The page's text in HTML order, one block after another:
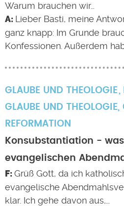
Warum brauchen wir…
Lieber Basti, meine
ganz knapp: Im Grunde
Konfessionen. Außerdem
GLAUBE UND THEOLOGIE
GLAUBE UND THEOLOGIE,
REFORMATION
Konsubstantiation -
evangelischen
Grüß Gott, da ich
evangelische
klar. Ich gehe davon aus,…